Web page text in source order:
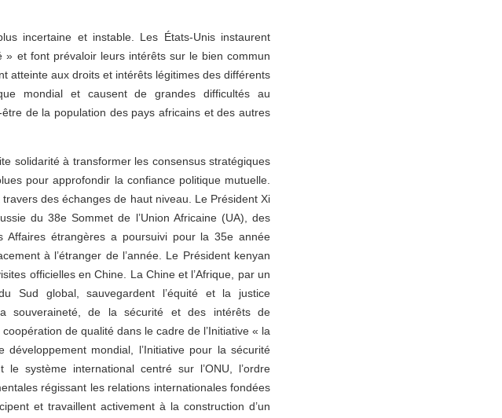
incertaine et instable. Les États-Unis instaurent
et font prévaloir leurs intérêts sur le bien commun
atteinte aux droits et intérêts légitimes des différents
mondial et causent de grandes difficultés au
de la population des pays africains et des autres
solidarité à transformer les consensus stratégiques
pour approfondir la confiance politique mutuelle.
des échanges de haut niveau. Le Président Xi
du 38e Sommet de l’Union Africaine (UA), des
Affaires étrangères a poursuivi pour la 35e année
à l’étranger de l’année. Le Président kenyan
officielles en Chine. La Chine et l’Afrique, par un
Sud global, sauvegardent l’équité et la justice
souveraineté, de la sécurité et des intérêts de
de qualité dans le cadre de l’Initiative « la
mondial, l’Initiative pour la sécurité
système international centré sur l’ONU, l’ordre
régissant les relations internationales fondées
et travaillent activement à la construction d’un